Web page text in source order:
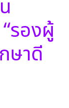
รองผู้
ษาดี